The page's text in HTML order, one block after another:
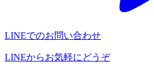
LINEでのお問い合わせ
LINEからお気軽にどうぞ